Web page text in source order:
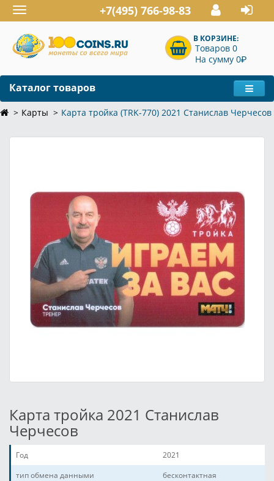
Toggle
navigation
+7(495) 766-98-83
В КОРЗИНЕ:
Товаров 0
На сумму 0P
Каталог товаров
Карты Карта тройка (TRK-770) 2021 Станислав Черчесов
Карта тройка 2021 Станислав
Черчесов
Год
2021
тип обмена данными
бесконтактная